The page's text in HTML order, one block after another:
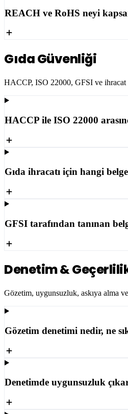
REACH ve RoHS neyi
Gıda Güvenliği
HACCP, ISO 22000, GFSI ve ihracat
HACCP ile ISO 22000
Gıda ihracatı için hangi
GFSI tarafından tanınan
Denetim &
Gözetim, uygunsuzluk, askıya alma
Gözetim denetimi nedir, ne
Denetimde uygunsuzluk